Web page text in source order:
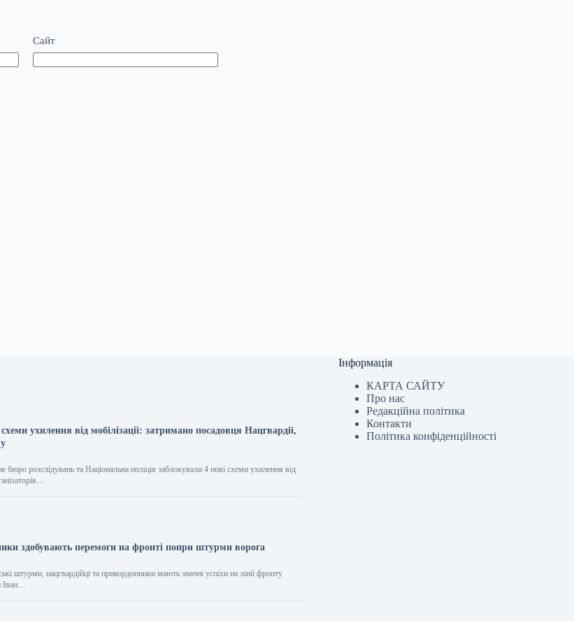
Сайт
ухилення від мобілізації: затримано посадовця Нацгвардії,
розслідувань та Національна поліція заблокували 4 нові схеми ухилення від
здобувають перемоги на фронті попри штурми ворога
штурми, нацгвардійці та прикордонники мають значні успіхи на лінії фронту
Іван…
Інформація
КАРТА САЙТУ
Про нас
Редакційна політика
Контакти
Політика конфіденційності